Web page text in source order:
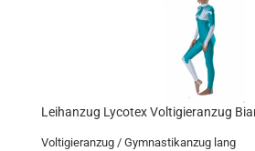
Leihanzug Lycotex Voltigieranzug
Voltigieranzug / Gymnastikanzug lang